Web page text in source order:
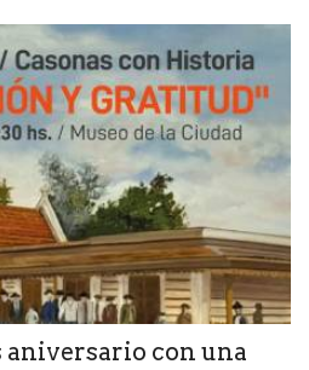
aniversario con una